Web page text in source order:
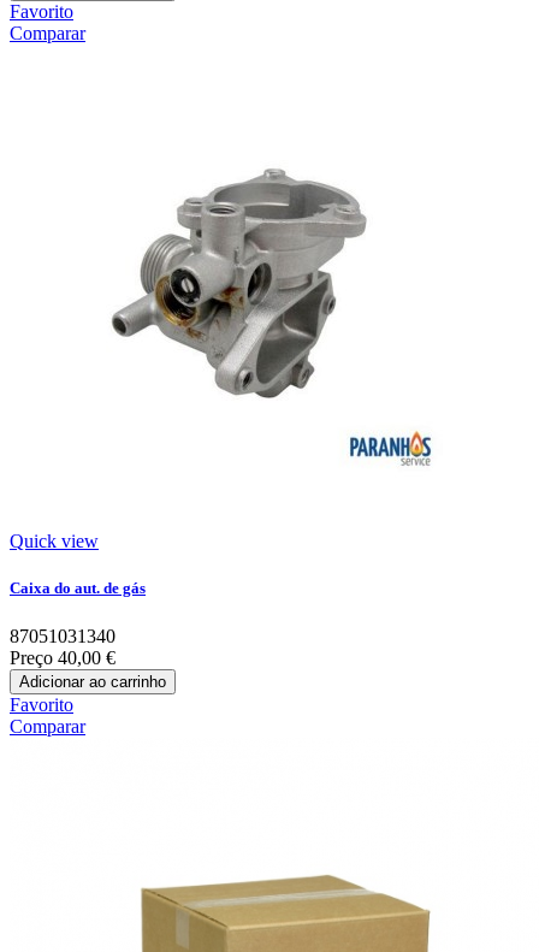
Favorito
Comparar
Quick view
Caixa do aut. de gás
87051031340
Preço 40,00 €
Adicionar ao carrinho
Favorito
Comparar